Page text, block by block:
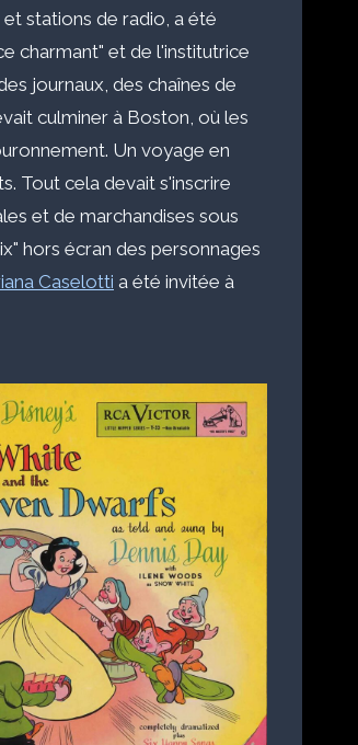
stations de radio, a été
charmant" et de l'institutrice
journaux, des chaînes de
culminer à Boston, où les
Un voyage en
Tout cela devait s'inscrire
et de marchandises sous
hors écran des personnages
Caselotti a été invitée à